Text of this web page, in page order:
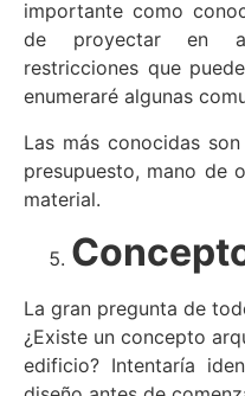
importante como
de proyectar en
restricciones que
enumeraré algunas
Las más conocidas
presupuesto, mano de
material.
La gran pregunta de
¿Existe un concepto
edificio? Intentaría